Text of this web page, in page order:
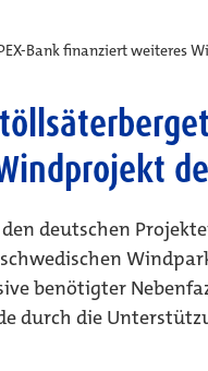
Bank finanziert weiteres
deutschen
benötigter
durch die